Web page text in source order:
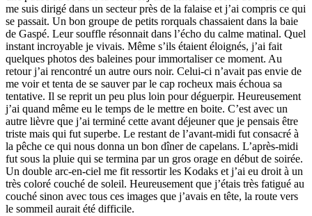
me suis dirigé dans un secteur près de la falaise et j’ai compris ce qui
se passait. Un bon groupe de petits rorquals chassaient dans la baie
de Gaspé. Leur souffle résonnait dans l’écho du calme matinal. Quel
instant incroyable je vivais. Même s’ils étaient éloignés, j’ai fait
quelques photos des baleines pour immortaliser ce moment. Au
retour j’ai rencontré un autre ours noir. Celui-ci n’avait pas envie de
me voir et tenta de se sauver par le cap rocheux mais échoua sa
tentative. Il se reprit un peu plus loin pour déguerpir. Heureusement
j’ai quand même eu le temps de le mettre en boite. C’est avec un
autre lièvre que j’ai terminé cette avant déjeuner que je pensais être
triste mais qui fut superbe. Le restant de l’avant-midi fut consacré à
la pêche ce qui nous donna un bon dîner de capelans. L’après-midi
fut sous la pluie qui se termina par un gros orage en début de soirée.
Un double arc-en-ciel me fit ressortir les Kodaks et j’ai eu droit à un
très coloré couché de soleil. Heureusement que j’étais très fatigué au
couché sinon avec tous ces images que j’avais en tête, la route vers
le sommeil aurait été difficile.